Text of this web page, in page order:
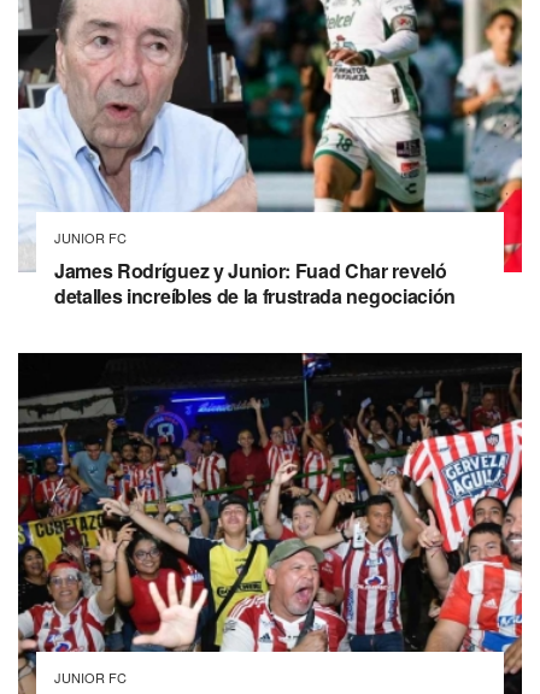
JUNIOR FC
James Rodríguez y Junior: Fuad Char reveló
detalles increíbles de la frustrada negociación
JUNIOR FC